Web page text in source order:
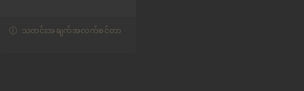
သတင်းအချက်အလက်စင်တာ